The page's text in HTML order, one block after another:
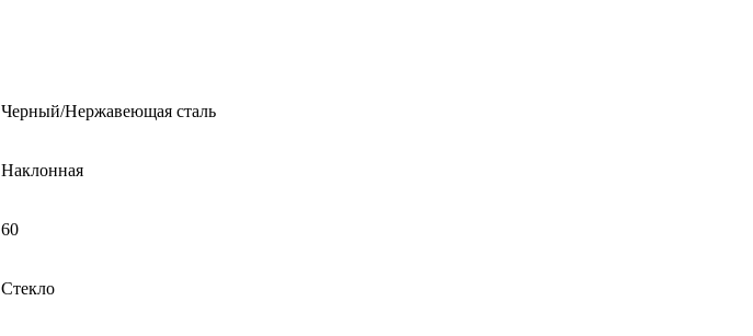
Черный/Нержавеющая сталь
Наклонная
60
Стекло